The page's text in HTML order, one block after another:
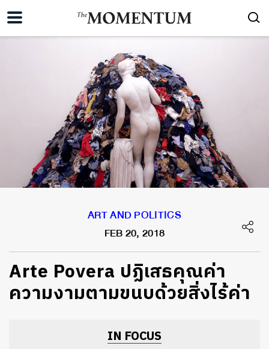
ART AND POLITICS
FEB 20, 2018
Arte Povera ปฏิเสธคุณค่า
ความงามตามขนบด้วยสิ่งไร้ค่า
IN FOCUS